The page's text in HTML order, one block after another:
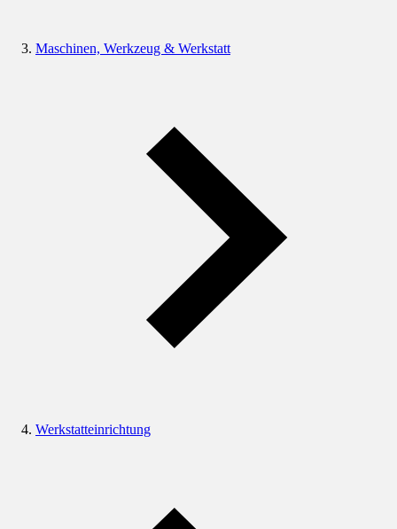
Maschinen, Werkzeug & Werkstatt
Werkstatteinrichtung